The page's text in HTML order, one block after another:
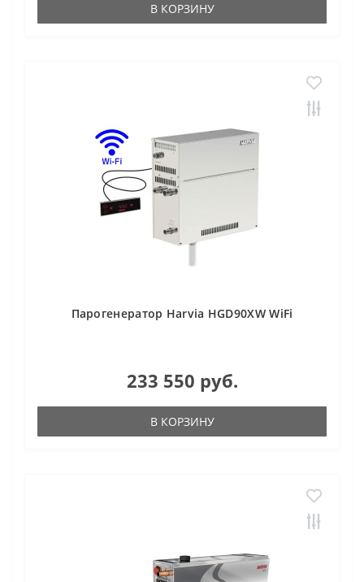
В КОРЗИНУ
Парогенератор Harvia HGD90XW WiFi
233 550 руб.
В КОРЗИНУ